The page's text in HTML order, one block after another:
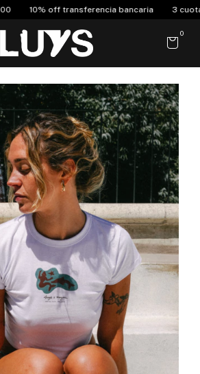
10% off transferencia bancaria 3 cuotas
0